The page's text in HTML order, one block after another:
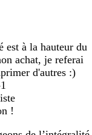
est à la hauteur du
achat, je referai
d'autres :)
!